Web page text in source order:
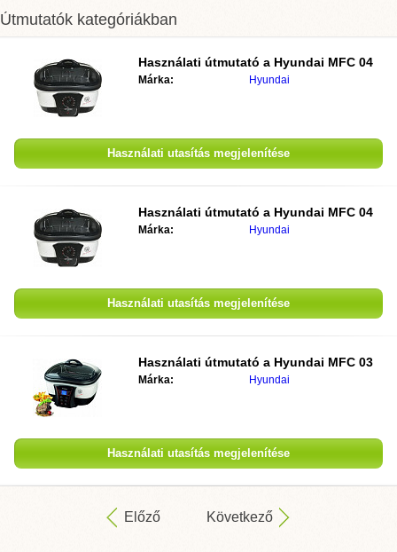
Útmutatók kategóriákban
Használati útmutató a Hyundai MFC 04
Márka: Hyundai
Használati utasítás megjelenítése
Használati útmutató a Hyundai MFC 04
Márka: Hyundai
Használati utasítás megjelenítése
Használati útmutató a Hyundai MFC 03
Márka: Hyundai
Használati utasítás megjelenítése
Előző Következő